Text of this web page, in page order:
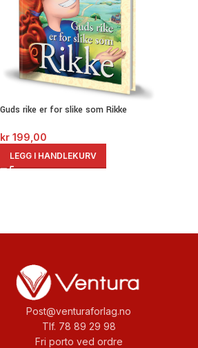
Guds rike er for slike som Rikke
kr 199,00
LEGG I HANDLEKURV
Post@venturaforlag.no
Tlf. 78 89 29 98
Fri porto ved ordre